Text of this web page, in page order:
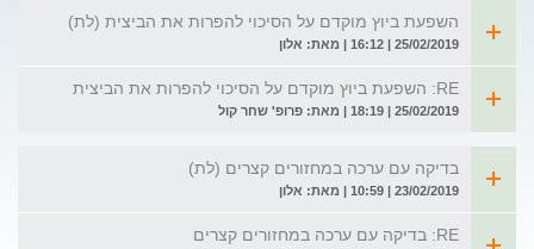
השפעת ביוץ מוקדם על הסיכוי להפרות את הביצית (לת)
25/02/2019 | 16:12 | מאת: אלון
RE: השפעת ביוץ מוקדם על הסיכוי להפרות את הביצית
25/02/2019 | 18:19 | מאת: פרופ' שחר קול
בדיקה עם ערכה במחזורים קצרים (לת)
23/02/2019 | 10:59 | מאת: אלון
RE: בדיקה עם ערכה במחזורים קצרים